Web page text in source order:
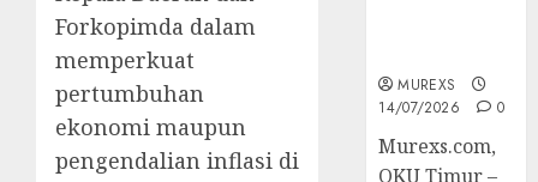
Forkopimda dalam
memperkuat
pertumbuhan
ekonomi maupun
pengendalian inflasi di
MUREXS
14/07/2026
0
Murexs.com,
OKU Timur –